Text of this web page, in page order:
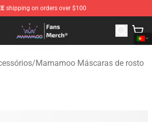
shipping on orders over $100
- Official Mamamoo Merchandise Shop
/Mamamoo Máscaras de rosto